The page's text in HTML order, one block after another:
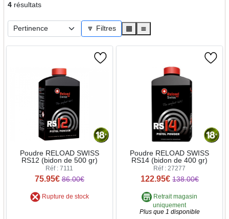
4résultats
🔽 Filtres ▦ ≣
Poudre RELOAD SWISS
RS12 (bidon de 500 gr)
Réf : 7111
75.95€ 86.00€
Rupture de stock
Poudre RELOAD SWISS
RS14 (bidon de 400 gr)
Réf : 27277
122.95€ 138.00€
Retrait magasin
uniquement
Plus que 1 disponible